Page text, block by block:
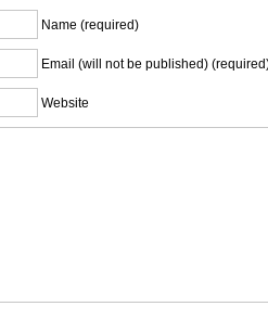
Name (required)
Email (will not be published)
Website